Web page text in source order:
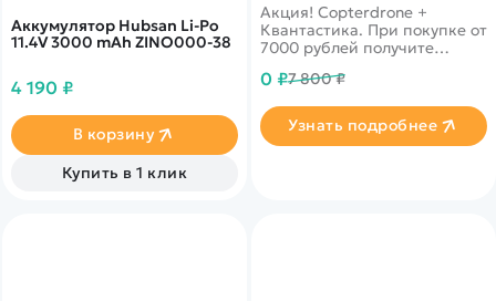
Акция! Copterdrone +
Квантастика. При покупке от
7000 рублей получите
нашего партнера
0 ₽7 800 ₽
Узнать подробнее
Аккумулятор Hubsan Li-Po
11.4V 3000 mAh ZINO000-38
4 190 ₽
В корзину
Купить в 1 клик